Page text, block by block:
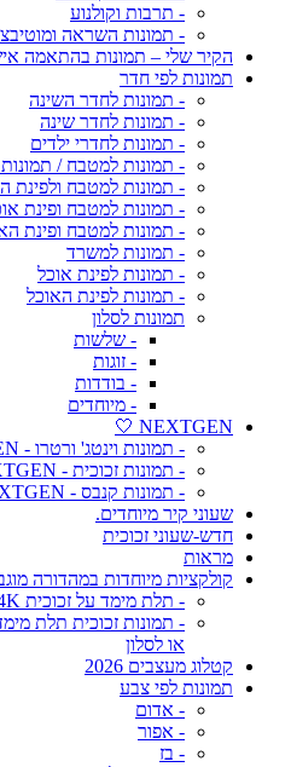
- תרבות וקולנוע
- תמונות השראה
הקיר שלי – תמונות בהתאמה
תמונות לפי חדר
- תמונות לחדר השינה
- תמונות לחדר שינה
- תמונות לחדרי ילדים
- תמונות למטבח /
- תמונות למטבח ולפינת
- תמונות למטבח ופינת
- תמונות למטבח ופינת
- תמונות למשרד
- תמונות לפינת אוכל
- תמונות לפינת האוכל
תמונות לסלון
- שלשות
- זוגות
- בודדות
- מיוחדים
NEXTGEN 🤍
- תמונות וינטג' ורטרו - NEXTGEN
- תמונות זכוכית - NEXTGEN
- תמונות קנבס - NEXTGEN
שעוני קיר מיוחדים.
חדש-שעוני זכוכית
מראות
קולקציות מיוחדות במהדורה
- תלת מימד על זכוכית 4K
- תמונות זכוכית תלת
או לסלון
קטלוג מעצבים 2026
תמונות לפי צבע
- אדום
- אפור
- בז